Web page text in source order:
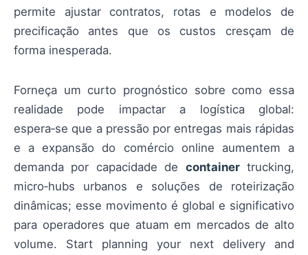
permite ajustar contratos, rotas e modelos de
precificação antes que os custos cresçam de
forma inesperada.
Forneça um curto prognóstico sobre como essa
realidade pode impactar a logística global:
espera‑se que a pressão por entregas mais rápidas
e a expansão do comércio online aumentem a
demanda por capacidade de containertrucking,
micro‑hubs urbanos e soluções de roteirização
dinâmicas; esse movimento é global e significativo
para operadores que atuam em mercados de alto
volume. Start planning your next delivery and